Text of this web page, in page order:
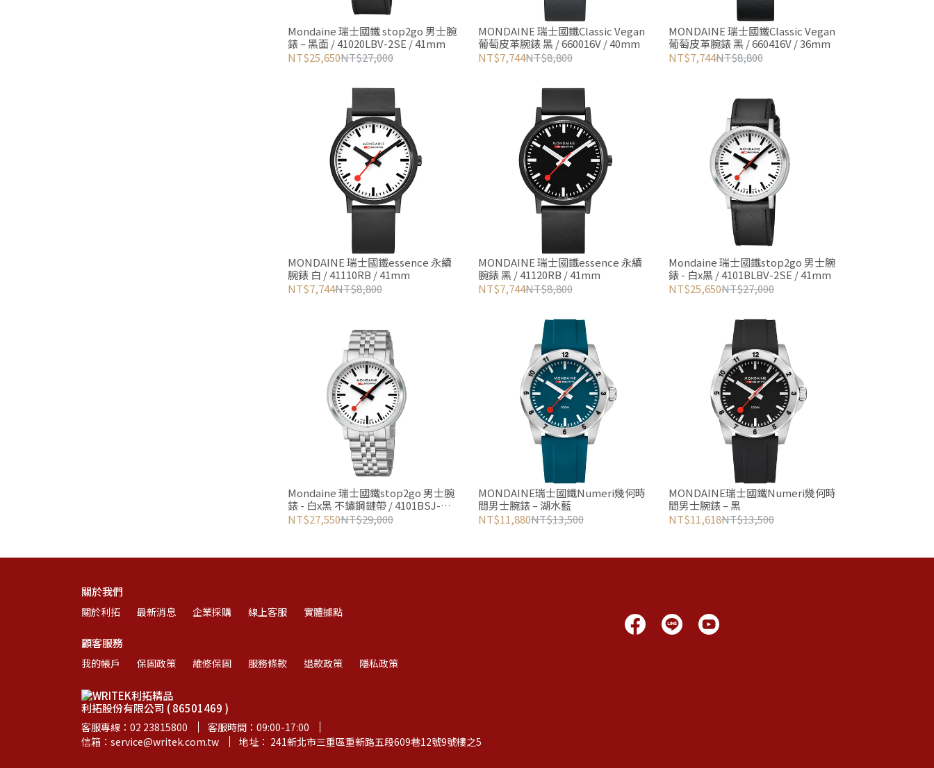
Mondaine 瑞士國鐵 stop2go 男士腕
錶 – 黑面 / 41020LBV-2SE / 41mm
NT$25,650NT$27,000
MONDAINE 瑞士國鐵Classic Vegan
葡萄皮革腕錶 黑 / 660016V / 40mm
NT$7,744NT$8,800
MONDAINE 瑞士國鐵Classic Vegan
葡萄皮革腕錶 黑 / 660416V / 36mm
NT$7,744NT$8,800
MONDAINE 瑞士國鐵essence 永續
腕錶 白 / 41110RB / 41mm
NT$7,744NT$8,800
MONDAINE 瑞士國鐵essence 永續
腕錶 黑 / 41120RB / 41mm
NT$7,744NT$8,800
Mondaine 瑞士國鐵stop2go 男士腕
錶 - 白x黑 / 4101BLBV-2SE / 41mm
NT$25,650NT$27,000
Mondaine 瑞士國鐵stop2go 男士腕
錶 - 白x黑 不鏽鋼鏈帶 / 4101BSJ-
2SE / 41mm
NT$27,550NT$29,000
MONDAINE瑞士國鐵Numeri幾何時
間男士腕錶 – 湖水藍
NT$11,880NT$13,500
MONDAINE瑞士國鐵Numeri幾何時
間男士腕錶 – 黑
NT$11,618NT$13,500
關於我們
關於利拓 最新消息 企業採購 線上客服 實體據點
顧客服務
我的帳戶 保固政策 維修保固 服務條款 退款政策 隱私政策
利拓股份有限公司 ( 86501469 )
客服專線：02 23815800
客服時間：09:00-17:00
信箱：service@writek.com.tw
地址： 241新北市三重區重新路五段609巷12號9號樓之5